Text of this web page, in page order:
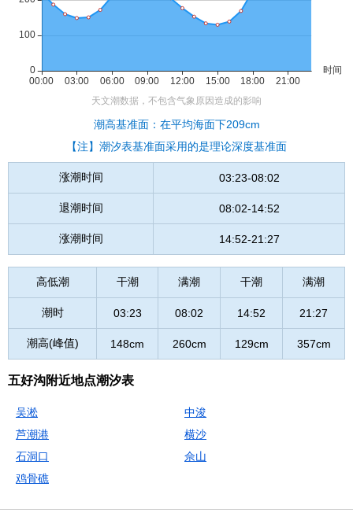
潮高基准面：在平均海面下209cm
【注】潮汐表基准面采用的是理论深度基准面
涨潮时间 03:23-08:02
退潮时间 08:02-14:52
涨潮时间 14:52-21:27
高低潮 干潮 满潮 干潮 满潮
潮时 03:23 08:02 14:52 21:27
潮高(峰值) 148cm 260cm 129cm 357cm
五好沟附近地点潮汐表
吴淞
中浚
芦潮港
横沙
石洞口
佘山
鸡骨礁